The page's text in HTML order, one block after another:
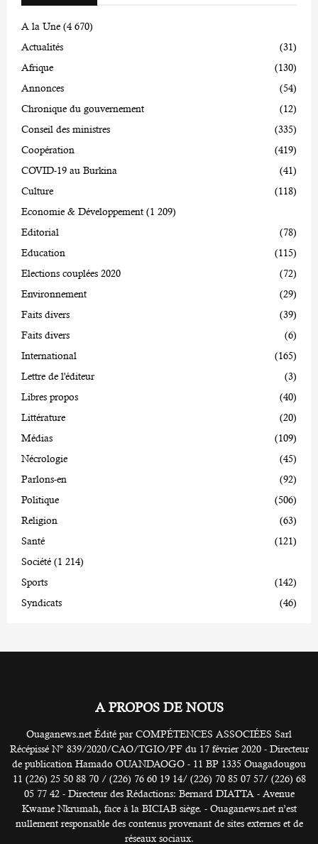
A la Une (4 670)
Actualités
(31)
Afrique
(130)
Annonces
(54)
Chronique du gouvernement
(12)
Conseil des ministres
(335)
Coopération
(419)
COVID-19 au Burkina
(41)
Culture
(118)
Economie & Développement (1 209)
Editorial
(78)
Education
(115)
Elections couplées 2020
(72)
Environnement
(29)
Faits divers
(39)
Faits divers
(6)
International
(165)
Lettre de l'éditeur
(3)
Libres propos
(40)
Littérature
(20)
Médias
(109)
Nécrologie
(45)
Parlons-en
(92)
Politique
(506)
Religion
(63)
Santé
(121)
Société (1 214)
Sports
(142)
Syndicats
(46)
A PROPOS DE NOUS
Ouaganews.net Édité par COMPÉTENCES ASSOCIÉES Sarl
Récépissé N° 839/2020/CAO/TGIO/PF du 17 février 2020 - Directeur
de publication Hamado OUANDAOGO - 11 BP 1335 Ouagadougou
11 (226) 25 50 88 70 / (226) 76 60 19 14/ (226) 70 85 07 57/ (226) 68
05 77 42 - Directeur des Rédactions: Bernard DIATTA - Avenue
Kwame Nkrumah, face à la BICIAB siège. - Ouaganews.net n’est
nullement responsable des contenus provenant de sites externes et de
réseaux sociaux.